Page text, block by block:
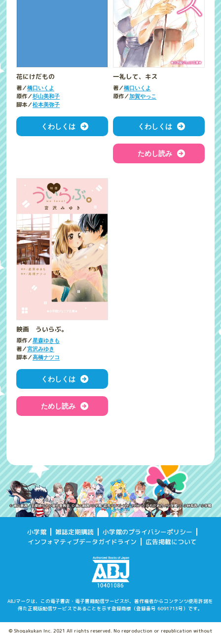
花にけだもの
著／橋口いくよ
原作／杉山美和子
脚本／松本美弥子
くわしくは
一礼して、キス
著／橋口いくよ
原作／加賀やっこ
くわしくは
ためし読み
映画 ういらぶ。
原作／星森ゆきも
著／宮沢みゆき
脚本／高橋ナツコ
くわしくは
ためし読み
小学館 雑誌定期購読
小学館のプライバシーポリシー
インフォマティブデータガイドライン
広告掲載について
ABJマークは、この電子書店・電子書籍配信サービスが、著作権者からコンテンツ使用許諾を
得た正規版配信サービスであることを示す登録商標（登録番号 6091713号）です。
© Shogakukan Inc. 2021 All rights reserved. No reproduction or republication without